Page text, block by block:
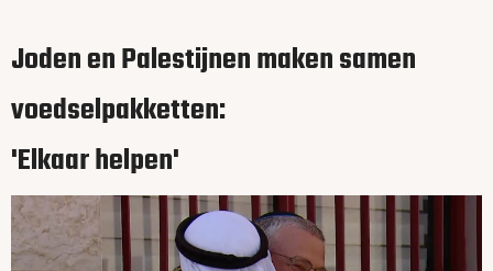
Joden en Palestijnen maken samen
voedselpakketten:
'Elkaar helpen'